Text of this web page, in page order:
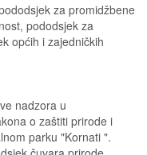
za promidžbene
pododsjek za
općih i zajedničkih
nadzora u
o zaštiti prirode i
parku "Kornati ".